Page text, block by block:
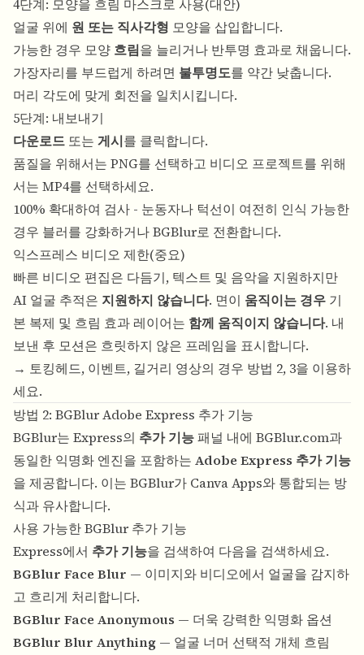
4단계: 모양을 흐림 마스크로 사용(대안)
얼굴 위에 원 또는 직사각형 모양을 삽입합니다.
가능한 경우 모양 흐림을 늘리거나 반투명 효과로 채웁니다.
가장자리를 부드럽게 하려면 불투명도를 약간 낮춥니다.
머리 각도에 맞게 회전을 일치시킵니다.
5단계: 내보내기
다운로드 또는 게시를 클릭합니다.
품질을 위해서는 PNG를 선택하고 비디오 프로젝트를 위해
서는 MP4를 선택하세요.
100% 확대하여 검사 - 눈동자나 턱선이 여전히 인식 가능한
경우 블러를 강화하거나 BGBlur로 전환합니다.
익스프레스 비디오 제한(중요)
빠른 비디오 편집은 다듬기, 텍스트 및 음악을 지원하지만
AI 얼굴 추적은 지원하지 않습니다. 면이 움직이는 경우 기
본 복제 및 흐림 효과 레이어는 함께 움직이지 않습니다. 내
보낸 후 모션은 흐릿하지 않은 프레임을 표시합니다.
→ 토킹헤드, 이벤트, 길거리 영상의 경우 방법 2, 3을 이용하
세요.
방법 2: BGBlur Adobe Express 추가 기능
BGBlur는 Express의 추가 기능패널 내에 BGBlur.com과
동일한 익명화 엔진을 포함하는 Adobe Express 추가 기능
을 제공합니다. 이는 BGBlur가 Canva Apps와 통합되는 방
식과 유사합니다.
사용 가능한 BGBlur 추가 기능
Express에서 추가 기능을 검색하여 다음을 검색하세요.
BGBlur Face Blur — 이미지와 비디오에서 얼굴을 감지하
고 흐리게 처리합니다.
BGBlur Face Anonymous — 더욱 강력한 익명화 옵션
BGBlur Blur Anything — 얼굴 너머 선택적 개체 흐림